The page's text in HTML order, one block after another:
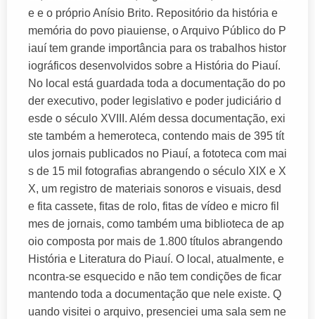
e e o próprio Anísio Brito. Repositório da história e
memória do povo piauiense, o Arquivo Público do P
iauí tem grande importância para os trabalhos histor
iográficos desenvolvidos sobre a História do Piauí.
No local está guardada toda a documentação do po
der executivo, poder legislativo e poder judiciário d
esde o século XVIII. Além dessa documentação, exi
ste também a hemeroteca, contendo mais de 395 tít
ulos jornais publicados no Piauí, a fototeca com mai
s de 15 mil fotografias abrangendo o século XIX e X
X, um registro de materiais sonoros e visuais, desd
e fita cassete, fitas de rolo, fitas de vídeo e micro fil
mes de jornais, como também uma biblioteca de ap
oio composta por mais de 1.800 títulos abrangendo
História e Literatura do Piauí. O local, atualmente, e
ncontra-se esquecido e não tem condições de ficar
mantendo toda a documentação que nele existe. Q
uando visitei o arquivo, presenciei uma sala sem ne